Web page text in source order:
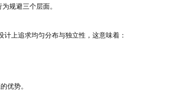
规避三个层面。
上追求均匀分布与独立性，这意味着：
优势。